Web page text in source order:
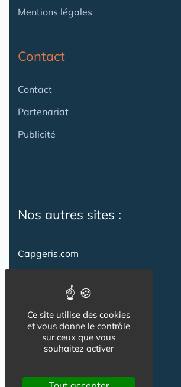
Mentions légales
Contact
Contact
Partenariat
Publicité
Nos autres sites :
Capgeris.com
Emploi-formation-sante.com
Seniorissimmo.com
Creche-et-naissance.com
Ce site utilise des cookies
et vous donne le contrôle
sur ceux que vous
souhaitez activer